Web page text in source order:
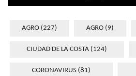
AGRO (227) AGRO (9)
CIUDAD DE LA COSTA(124)
CORONAVIRUS(81)